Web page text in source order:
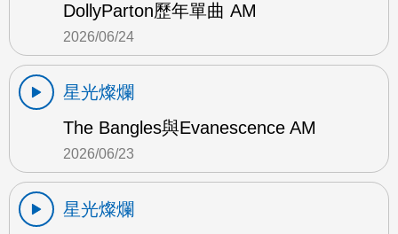
DollyParton歷年單曲 AM
2026/06/24
星光燦爛
The Bangles與Evanescence AM
2026/06/23
星光燦爛